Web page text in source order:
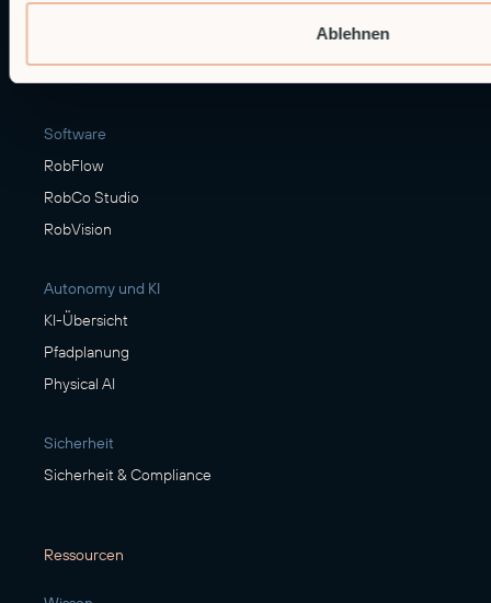
Ablehnen
Hardware
Software
RobFlow
RobCo Studio
RobVision
Autonomy und KI
KI-Übersicht
Pfadplanung
Physical AI
Sicherheit
Sicherheit & Compliance
Ressourcen